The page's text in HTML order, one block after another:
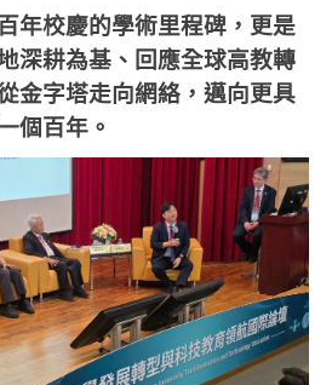
年校慶的學術里程碑，更是
深耕為基、回應全球高教轉
字塔走向網絡，邁向更具
個百年。